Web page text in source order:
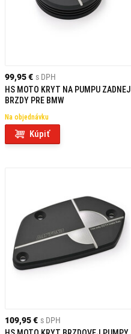
99,95 € s DPH
HS MOTO KRYT NA PUMPU ZADNEJ
BRZDY PRE BMW
Na objednávku
Kúpiť
109,95 € s DPH